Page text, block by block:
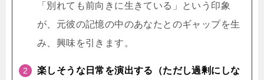
「別れても前向きに生きている」という印象
が、元彼の記憶の中のあなたとのギャップを生
み、興味を引きます。
楽しそうな日常を演出する（ただし過剰にしな